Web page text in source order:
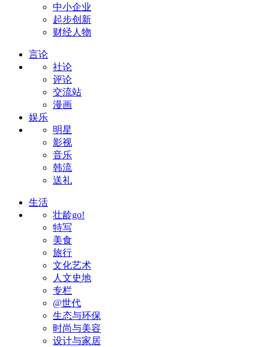
中小企业
起步创新
财经人物
言论
社论
评论
交流站
漫画
娱乐
明星
影视
音乐
韩流
送礼
生活
壮龄go!
特写
美食
旅行
文化艺术
人文史地
专栏
@世代
生态与环保
时尚与美容
设计与家居